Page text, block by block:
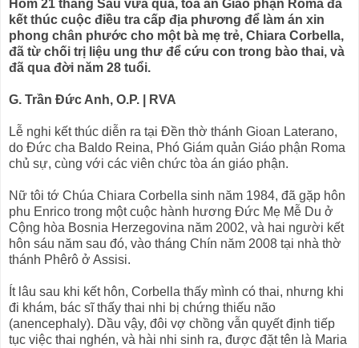
Hôm 21 tháng Sáu vừa qua, tòa án Giáo phận Roma đã
kết thúc cuộc điều tra cấp địa phương để làm án xin
phong chân phước cho một bà mẹ trẻ, Chiara Corbella,
đã từ chối trị liệu ung thư để cứu con trong bào thai, và
đã qua đời năm 28 tuổi.
G. Trần Đức Anh, O.P. | RVA
Lễ nghi kết thúc diễn ra tại Đền thờ thánh Gioan Laterano,
do Đức cha Baldo Reina, Phó Giám quản Giáo phận Roma
chủ sự, cùng với các viên chức tòa án giáo phận.
Nữ tôi tớ Chúa Chiara Corbella sinh năm 1984, đã gặp hôn
phu Enrico trong một cuộc hành hương Đức Mẹ Mễ Du ở
Cộng hòa Bosnia Herzegovina năm 2002, và hai người kết
hôn sáu năm sau đó, vào tháng Chín năm 2008 tại nhà thờ
thánh Phêrô ở Assisi.
Ít lâu sau khi kết hôn, Corbella thấy mình có thai, nhưng khi
đi khám, bác sĩ thấy thai nhi bị chứng thiếu não
(anencephaly). Dầu vậy, đôi vợ chồng vẫn quyết định tiếp
tục việc thai nghén, và hài nhi sinh ra, được đặt tên là Maria